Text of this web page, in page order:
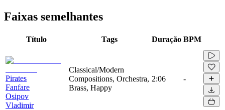
Faixas semelhantes
Título Tags Duração BPM
Pirates
Fanfare
Osipov
Vladimir
Classical/Modern
Compositions, Orchestra,
Brass, Happy
2:06 -